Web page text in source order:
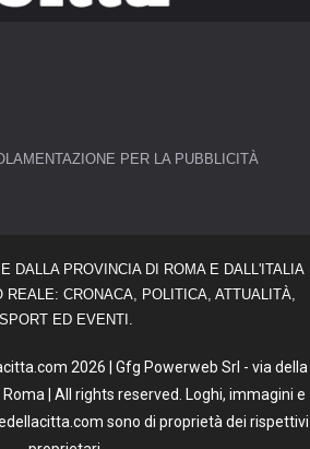
PER LA PUBBLICITÀ
DALLA PROVINCIA DI ROMA E DALL'ITALIA
REALE: CRONACA, POLITICA, ATTUALITÀ,
SPORT ED EVENTI.
2026 | Gfg Powerweb Srl - via della
| All rights reserved. Loghi, immagini e
sono di proprietà dei rispettivi